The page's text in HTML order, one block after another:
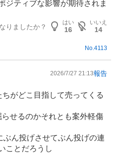
ジティブな影響が期待されま
りましたか？
はい
16
いいえ
14
No.4113
2026/7/27 21:13報告
がどこ目指して売ってくる
せるのかそれとも案外軽傷
ん投げさせてぶん投げの連
ことだろうし